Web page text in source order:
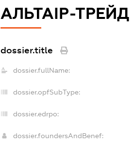
АЛЬТАІР-ТРЕЙД
dossier.title
dossier.fullName:
dossier.opfSubType:
dossier.edrpo:
dossier.foundersAndBenef: